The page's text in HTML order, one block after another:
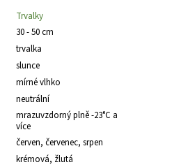
Trvalky
30 - 50 cm
trvalka
slunce
mírné vlhko
neutrální
mrazuvzdorný plně -23°C a
více
červen, červenec, srpen
krémová, žlutá